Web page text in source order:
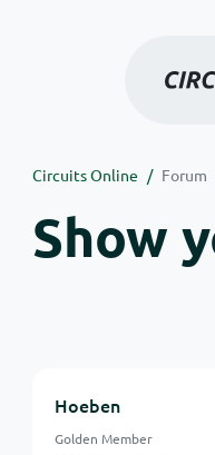
Circuits Online Forum
Show
Hoeben
Golden Member